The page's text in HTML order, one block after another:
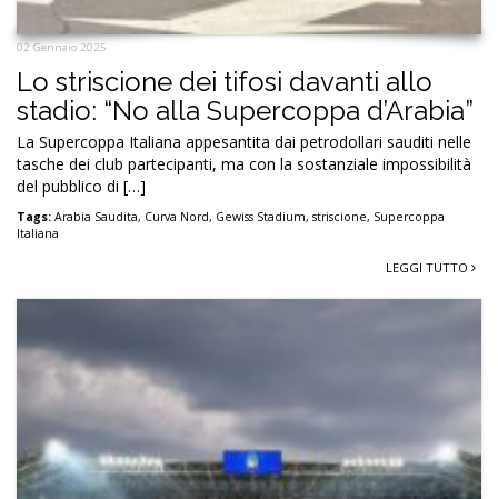
02 Gennaio 2025
Lo striscione dei tifosi davanti allo
stadio: “No alla Supercoppa d’Arabia”
La Supercoppa Italiana appesantita dai petrodollari sauditi nelle
tasche dei club partecipanti, ma con la sostanziale impossibilità
del pubblico di […]
Tags: Arabia Saudita, Curva Nord, Gewiss Stadium, striscione, Supercoppa
Italiana
LEGGI TUTTO